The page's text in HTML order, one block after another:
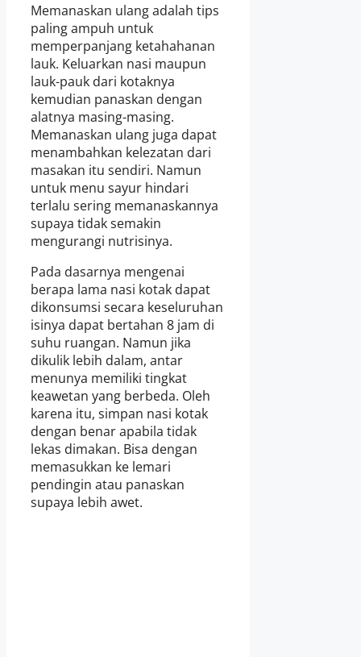
Memanaskan ulang adalah tips
paling ampuh untuk
memperpanjang ketahahanan
lauk. Keluarkan nasi maupun
lauk-pauk dari kotaknya
kemudian panaskan dengan
alatnya masing-masing.
Memanaskan ulang juga dapat
menambahkan kelezatan dari
masakan itu sendiri. Namun
untuk menu sayur hindari
terlalu sering memanaskannya
supaya tidak semakin
mengurangi nutrisinya.
Pada dasarnya mengenai
berapa lama nasi kotak dapat
dikonsumsi secara keseluruhan
isinya dapat bertahan 8 jam di
suhu ruangan. Namun jika
dikulik lebih dalam, antar
menunya memiliki tingkat
keawetan yang berbeda. Oleh
karena itu, simpan nasi kotak
dengan benar apabila tidak
lekas dimakan. Bisa dengan
memasukkan ke lemari
pendingin atau panaskan
supaya lebih awet.